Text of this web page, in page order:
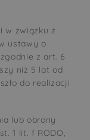
w związku z
ustawy o
z art. 6
niż 5 lat od
do realizacji
lub obrony
1 lit. f RODO,